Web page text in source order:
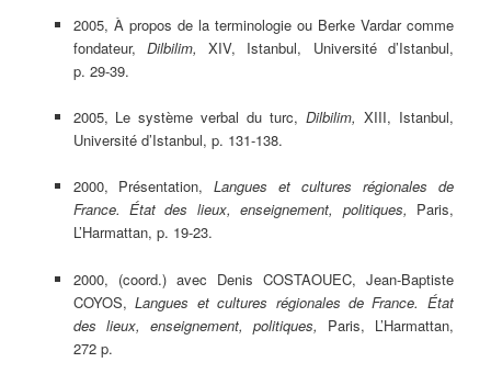
2005, À propos de la terminologie ou Berke Vardar comme
fondateur, Dilbilim, XIV, Istanbul, Université d’Istanbul,
p. 29-39.
2005, Le système verbal du turc,Dilbilim, XIII, Istanbul,
Université d’Istanbul, p. 131-138.
2000, Présentation,Langues et cultures régionales de
France. État des lieux, enseignement, politiques, Paris,
L’Harmattan, p. 19-23.
2000, (coord.) avec Denis COSTAOUEC, Jean-Baptiste
COYOS,Langues et cultures régionales de France. État
des lieux, enseignement, politiques, Paris, L’Harmattan,
272 p.